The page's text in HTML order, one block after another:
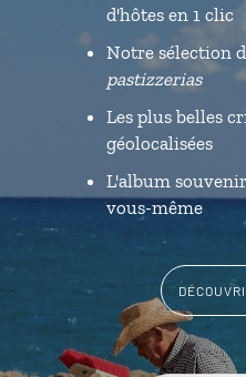
d'hôtes en 1 clic
Notre sélection
pastizzerias
Les plus belles
géolocalisées
L'album
vous-même